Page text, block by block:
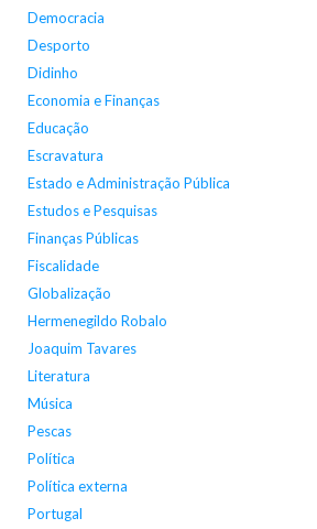
Democracia
Desporto
Didinho
Economia e Finanças
Educação
Escravatura
Estado e Administração Pública
Estudos e Pesquisas
Finanças Públicas
Fiscalidade
Globalização
Hermenegildo Robalo
Joaquim Tavares
Literatura
Música
Pescas
Política
Política externa
Portugal